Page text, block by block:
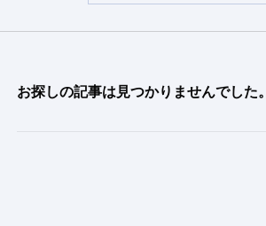
お探しの記事は見つかりませんでした。